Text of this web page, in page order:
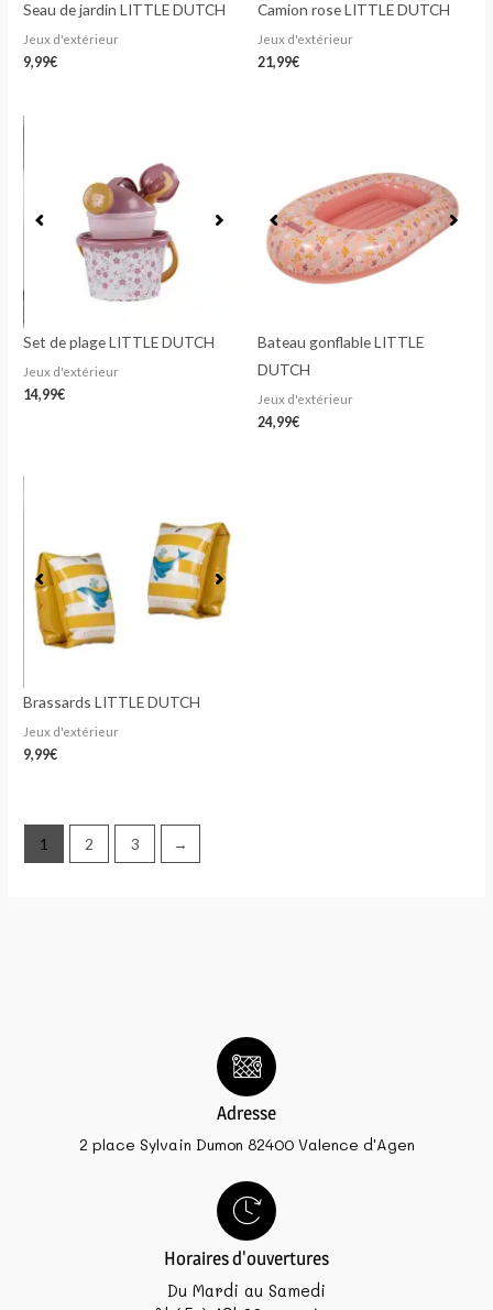
Seau de jardin LITTLE DUTCH
Jeux d'extérieur
9,99€
Camion rose LITTLE DUTCH
Jeux d'extérieur
21,99€
Set de plage LITTLE DUTCH
Jeux d'extérieur
14,99€
Bateau gonflable LITTLE
DUTCH
Jeux d'extérieur
24,99€
Brassards LITTLE DUTCH
Jeux d'extérieur
9,99€
1 2 3 →
Adresse
2 place Sylvain Dumon 82400 Valence d'Agen
Horaires d'ouvertures
Du Mardi au Samedi